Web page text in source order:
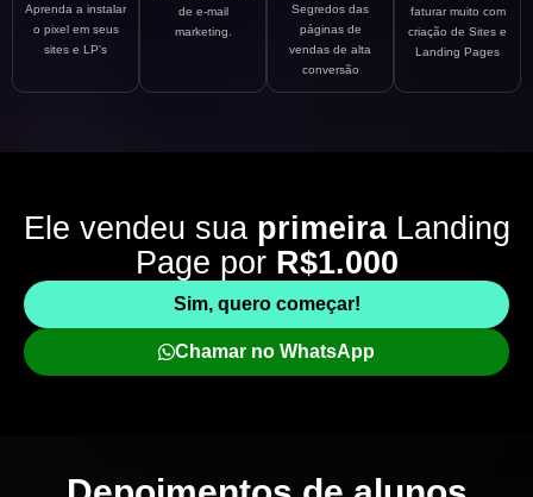
Aprenda a instalar
o pixel em seus
sites e LP's
de e-mail
marketing.
Segredos das
páginas de
vendas de alta
conversão
faturar muito com
criação de Sites e
Landing Pages
Ele vendeu sua primeira Landing
Page por R$1.000
Sim, quero começar!
Chamar no WhatsApp